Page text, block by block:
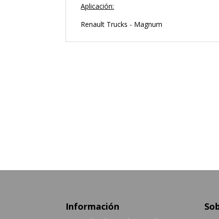
Aplicación:
Renault Trucks - Magnum
Información